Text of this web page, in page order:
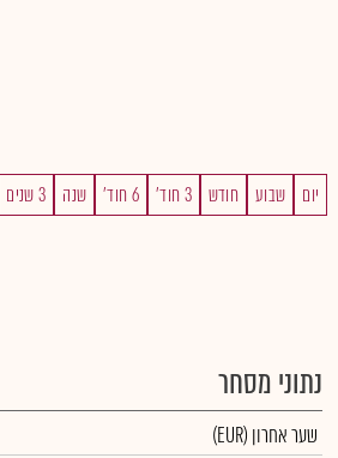
יום שבוע חודש 3 חוד' 6 חוד' שנה 3 שנים
נתוני מסחר
שער אחרון (EUR)